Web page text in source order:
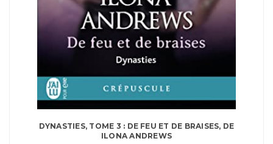
DYNASTIES, TOME 3 : DE FEU ET DE BRAISES, DE
ILONA ANDREWS